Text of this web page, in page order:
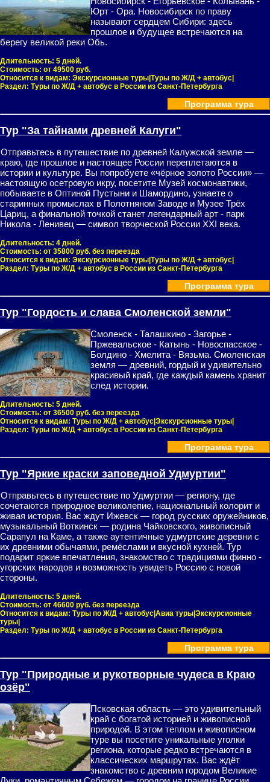
Юрт - Ора. Новосибирск по праву
называют сердцем Сибири: здесь
прошлое и будущее встречаются на
берегу великой реки Обь.
Длительность: 5 дней.
Стоимость: от 49500 руб.
Относится к видам: Экскурсионные туры|Туры по Ж/Д + автобус|
Раздел: Туры по Ж/Д + автобус в России из Санкт-Петербурга
Программа тура
Тур "За тайнами древней Калуги"
Отправьтесь в путешествие по древней Калужской земле —
краю, где прошлое и настоящее России переплетаются в
истории и культуре. Вы попробуете «чёрное золото России» —
настоящую осетровую икру, посетите Музей космонавтики,
побываете в Оптиной Пустыни и Шамордино, узнаете о
старинных промыслах в Полотняном Заводе и Музее Трёх
Цариц, а финальной точкой станет легендарный арт - парк
Никола - Ленивец — символ творческой России XXI века.
Длительность: 4 дней.
Стоимость: от 35800 руб. без переезда
Относится к видам: Экскурсионные туры|Туры по Ж/Д + автобус|
Раздел: Туры по Ж/Д + автобус в России из Санкт-Петербурга
Программа тура
Тур "Гордость и слава Смоленской земли"
Смоленск - Талашкино - Загорье -
Пржевальское - Катынь - Новоспасское -
Болдино - Хмелита - Вязьма. Смоленская
земля — древний, гордый и удивительно
красивый край, где каждый камень хранит
след истории.
Длительность: 5 дней.
Стоимость: от 36500 руб. без переезда
Относится к видам: Туры по Ж/Д + автобус|Экскурсионные туры|
Раздел: Туры по Ж/Д + автобус в России из Санкт-Петербурга
Программа тура
Тур "Яркие краски заповедной Удмуртии"
Отправьтесь в путешествие по Удмуртии — региону, где
сочетаются природное великолепие, национальный колорит и
живая история. Вас ждут Ижевск — город русских оружейников,
музыкальный Воткинск — родина Чайковского, живописный
Сарапул на Каме, а также аутентичные удмуртские деревни с
их древними обычаями, ремёслами и вкусной кухней. Тур
подарит яркие впечатления, знакомство с традициями финно -
угорских народов и возможность увидеть Россию с новой
стороны.
Длительность: 5 дней.
Стоимость: от 46600 руб. без переезда
Относится к видам: Туры по Ж/Д + автобус|Авиа туры|Экскурсионные
туры|
Раздел: Туры по Ж/Д + автобус в России из Санкт-Петербурга
Программа тура
Тур "Природные и рукотворные чудеса в Краю
озёр"
Псковская область — это удивительный
край с богатой историей и живописной
природой. В этом теплом и живописном
туре вы посетите уникальные уголки
региона, которые редко встречаются в
классических маршрутах. Вас ждёт
знакомство с древним городом Великие